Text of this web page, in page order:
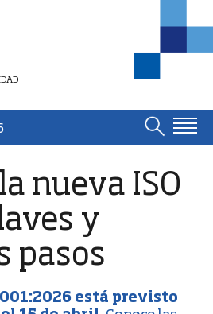
nueva ISO
y
pasos
está previsto